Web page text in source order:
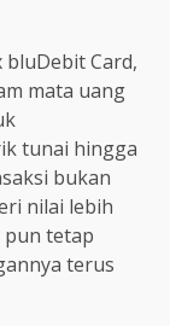
Card,
mata uang
tunai hingga
bukan
nilai lebih
tetap
terus